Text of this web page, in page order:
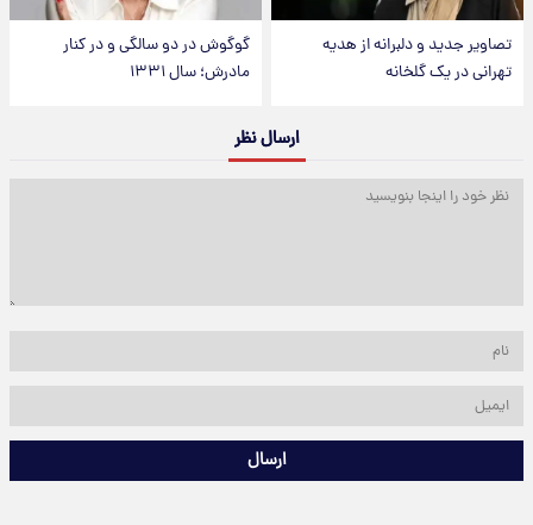
تصاویر جدید و دلبرانه از هدیه
تهرانی در یک گلخانه
گوگوش در دو سالگی و در کنار
مادرش؛ سال ۱۳۳۱
ارسال نظر
ارسال